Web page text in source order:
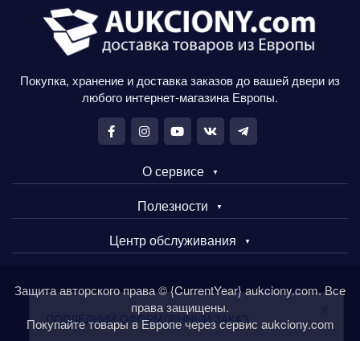
ПОСЛЕДНИЙ ОФОРМЛЕННЫЙ ЗАКАЗ:
Покупка, хранение и доставка заказов до вашей двери из
любого интернет-магазина Европы.
О сервисе
Полезности
Центр обслуживания
Защита авторского права © {CurrentYear} aukciony.com. Все
права защищены.
Покупайте товары в Европе через сервис aukciony.com